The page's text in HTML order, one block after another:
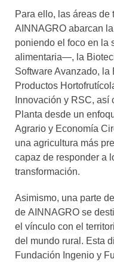
Para ello, las áreas de
AINNAGRO abarcan
poniendo el foco en la
alimentaria—, la
Software Avanzado,
Productos
Innovación y RSC,
Planta desde un
Agrario y Economía
una agricultura más
capaz de responder a
transformación.
Asimismo, una parte
de AINNAGRO se
el vínculo con el
del mundo rural. Esta
Fundación Ingenio y